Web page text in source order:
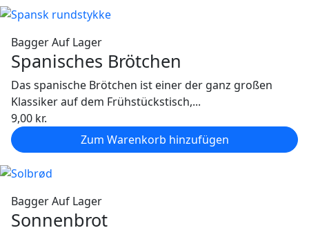
BaggerAuf Lager
Spanisches Brötchen
Das spanische Brötchen ist einer der ganz großen
Klassiker auf dem Frühstückstisch,...
9,00 kr.
Zum Warenkorb hinzufügen
BaggerAuf Lager
Sonnenbrot